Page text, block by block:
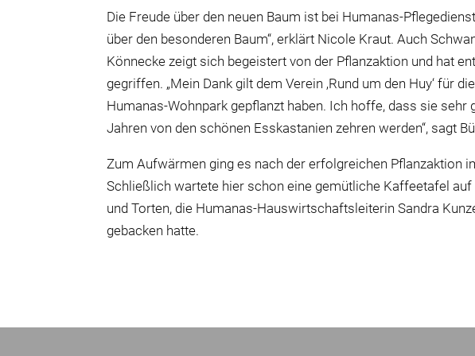
Die Freude über den neuen Baum ist bei Humanas-
über den besonderen Baum“, erklärt Nicole Kraut. Auch
Könnecke zeigt sich begeistert von der Pflanzaktion und hat
gegriffen. „Mein Dank gilt dem Verein ‚Rund um den Huy‘ für
Humanas-Wohnpark gepflanzt haben. Ich hoffe, dass sie
Jahren von den schönen Esskastanien zehren werden“, sagt
Zum Aufwärmen ging es nach der erfolgreichen Pflanzaktion
Schließlich wartete hier schon eine gemütliche Kaffeetafel
und Torten, die Humanas-Hauswirtschaftsleiterin Sandra
gebacken hatte.